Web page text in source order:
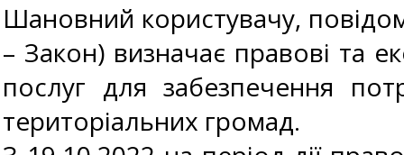
Шановний користувачу,
– Закон) визначає правові та
послуг для забезпечення
територіальних громад.